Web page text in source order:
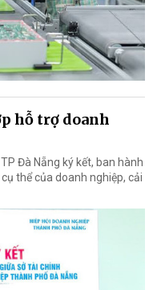
hỗ trợ doanh
Đà Nẵng ký kết, ban hành
thể của doanh nghiệp, cải